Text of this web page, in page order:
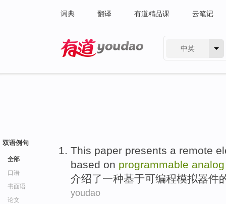
词典 翻译 有道精品课 云笔记
中英
双语例句
全部
口语
书面语
论文
This paper presents a remote
based on programmable
介绍了一种基于可编程模拟器件
youdao